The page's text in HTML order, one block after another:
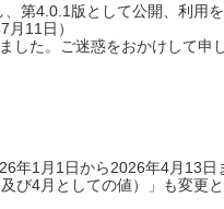
第4.0.1版として公開、利用
11日）
した。ご迷惑をおかけして申
年1月1日から2026年4月13
4月としての値）」も変更